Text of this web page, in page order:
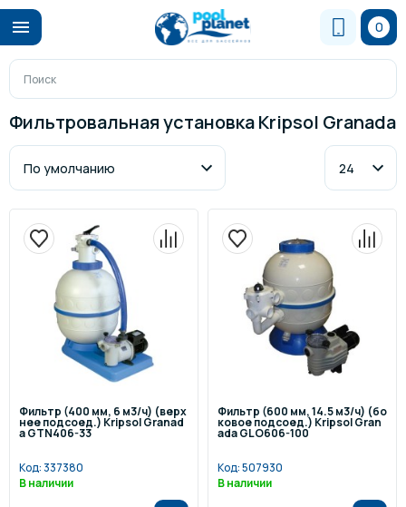
0
Фильтровальная установка Kripsol Granada
Фильтр (400 мм, 6 м3/ч) (верх
нее подсоед.) Kripsol Granad
a GTN406-33
Код:337380
В наличии
Фильтр (600 мм, 14.5 м3/ч) (бо
ковое подсоед.) Kripsol Gran
ada GLO606-100
Код:507930
В наличии